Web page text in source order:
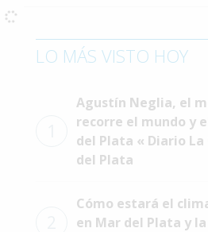
General
LO MÁS VISTO HOY
Agustín Neglia, el
recorre el mundo y
del Plata « Diario
del Plata
Cómo estará el
en Mar del Plata y